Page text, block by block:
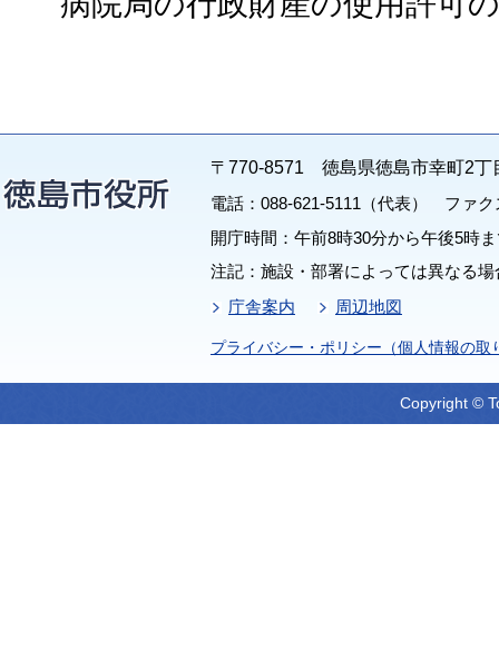
〒770-8571 徳島県徳島市幸町2丁
電話：088-621-5111（代表） ファク
開庁時間：午前8時30分から午後5時
注記：施設・部署によっては異なる
庁舎案内
周辺地図
プライバシー・ポリシー（個人情報の取
Copyright ©